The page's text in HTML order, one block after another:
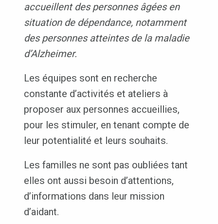
accueillent des personnes âgées en
situation de dépendance, notamment
des personnes atteintes de la maladie
d’Alzheimer.
Les équipes sont en recherche
constante d’activités et ateliers à
proposer aux personnes accueillies,
pour les stimuler, en tenant compte de
leur potentialité et leurs souhaits.
Les familles ne sont pas oubliées tant
elles ont aussi besoin d’attentions,
d’informations dans leur mission
d’aidant.